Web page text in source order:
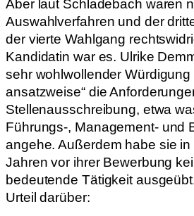
Aber laut Schladebach waren
Auswahlverfahren und der
der vierte Wahlgang
Kandidatin war es. Ulrike
sehr wohlwollender Würdigung
ansatzweise“ die
Stellenausschreibung, etwa
Führungs-, Management- und
angehe. Außerdem habe sie
Jahren vor ihrer Bewerbung
bedeutende Tätigkeit
Urteil darüber: